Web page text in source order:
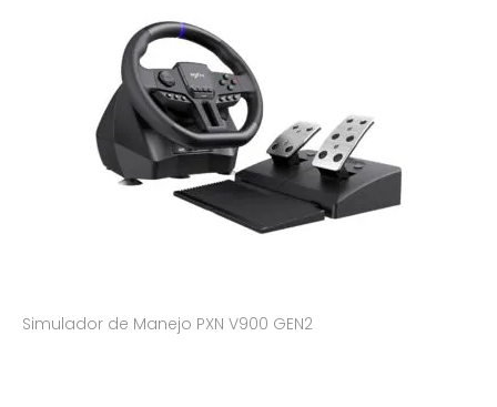
Simulador de Manejo PXN V900 GEN2